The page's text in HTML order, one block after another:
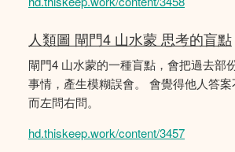
人類圖 閘門4 山水蒙 思考的盲點
閘門4 山水蒙的一種盲點，會把過去部
事情，產生模糊誤會。 會覺得他人答案
而左問右問。
hd.thiskeep.work/content/3457